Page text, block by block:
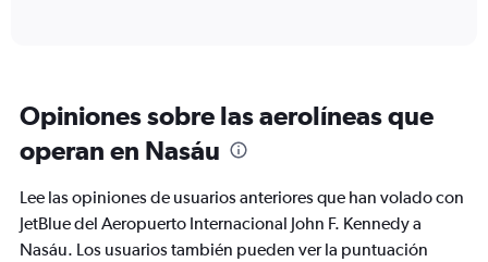
24.
Opiniones sobre las aerolíneas que
operan en Nasáu
Lee las opiniones de usuarios anteriores que han volado con
JetBlue del Aeropuerto Internacional John F. Kennedy a
Nasáu. Los usuarios también pueden ver la puntuación